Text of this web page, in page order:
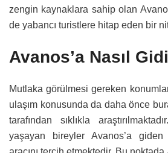
zengin kaynaklara sahip olan
de yabancı turistlere hitap eden bir
Avanos’a Nasıl
Mutlaka görülmesi gereken
ulaşım konusunda da daha önce
tarafından sıklıkla
yaşayan bireyler Avanos’a